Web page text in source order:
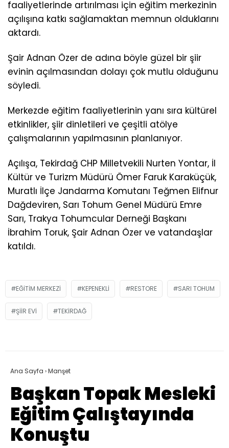
faaliyetlerinde artırılması için eğitim merkezinin
açılışına katkı sağlamaktan memnun olduklarını
aktardı.
Şair Adnan Özer de adına böyle güzel bir şiir
evinin açılmasından dolayı çok mutlu olduğunu
söyledi.
Merkezde eğitim faaliyetlerinin yanı sıra kültürel
etkinlikler, şiir dinletileri ve çeşitli atölye
çalışmalarının yapılmasının planlanıyor.
Açılışa, Tekirdağ CHP Milletvekili Nurten Yontar, İl
Kültür ve Turizm Müdürü Ömer Faruk Karaküçük,
Muratlı İlçe Jandarma Komutanı Teğmen Elifnur
Dağdeviren, Sarı Tohum Genel Müdürü Emre
Sarı, Trakya Tohumcular Derneği Başkanı
İbrahim Toruk, Şair Adnan Özer ve vatandaşlar
katıldı.
EĞITIM MERKEZI KEPENEKLI RESTORE SARI TOHUM
ŞIIR EVI TEKIRDAĞ
Ana Sayfa ›Manşet
Başkan Topak Mesleki
Eğitim Çalıştayında
Konuştu